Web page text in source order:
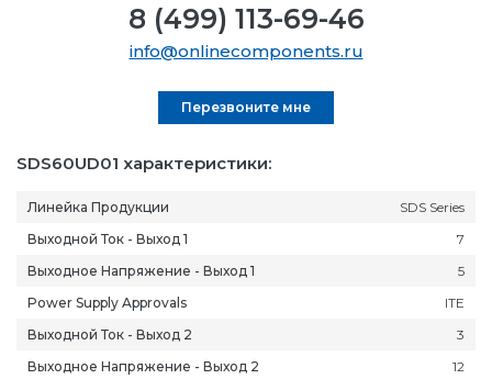
SDS60UD01 характеристики:
Линейка Продукции
SDS Series
Выходной Ток - Выход 1
7
Выходное Напряжение - Выход 1
5
Power Supply Approvals
ITE
Выходной Ток - Выход 2
3
Выходное Напряжение - Выход 2
12
8 (499) 113-69-46
info@onlinecomponents.ru
Перезвоните мне